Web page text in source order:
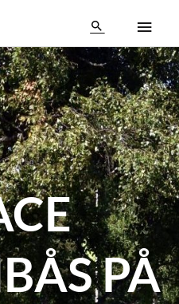
Sök
PÅ